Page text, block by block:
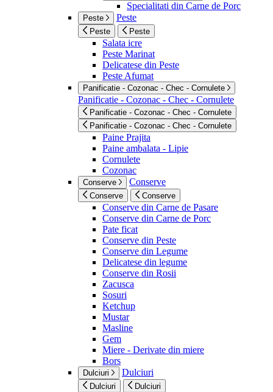
Specialitati din Carne de Porc
Peste Peste
Peste Peste
Salata icre
Peste Marinat
Delicatese din Peste
Peste Afumat
Panificatie - Cozonac - Chec - Cornulete
Panificatie - Cozonac - Chec - Cornulete
Panificatie - Cozonac - Chec - Cornulete
Panificatie - Cozonac - Chec - Cornulete
Paine Prajita
Paine ambalata - Lipie
Cornulete
Cozonac
Conserve Conserve
Conserve Conserve
Conserve din Carne de Pasare
Conserve din Carne de Porc
Pate ficat
Conserve din Peste
Conserve din Legume
Delicatese din legume
Conserve din Rosii
Zacusca
Sosuri
Ketchup
Mustar
Masline
Gem
Miere - Derivate din miere
Bors
Dulciuri Dulciuri
Dulciuri Dulciuri